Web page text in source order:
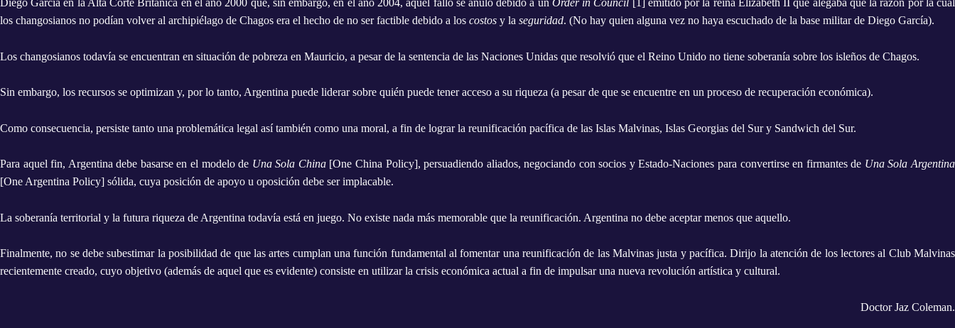
Diego García en la Alta Corte Británica en el año 2000 que, sin embargo, en el año 2004, aquel fallo se anuló debido a un Order in Council [1] emitido por la reina Elizabeth II que alegaba que la razón por la cual
los changosianos no podían volver al archipiélago de Chagos era el hecho de no ser factible debido a los costos y la seguridad. (No hay quien alguna vez no haya escuchado de la base militar de Diego García).
Los changosianos todavía se encuentran en situación de pobreza en Mauricio, a pesar de la sentencia de las Naciones Unidas que resolvió que el Reino Unido no tiene soberanía sobre los isleños de Chagos.
Sin embargo, los recursos se optimizan y, por lo tanto, Argentina puede liderar sobre quién puede tener acceso a su riqueza (a pesar de que se encuentre en un proceso de recuperación económica).
Como consecuencia, persiste tanto una problemática legal así también como una moral, a fin de lograr la reunificación pacífica de las Islas Malvinas, Islas Georgias del Sur y Sandwich del Sur.
Para aquel fin, Argentina debe basarse en el modelo de Una Sola China[One China Policy], persuadiendo aliados, negociando con socios y Estado-Naciones para convertirse en firmantes de Una Sola Argentina
[One Argentina Policy] sólida, cuya posición de apoyo u oposición debe ser implacable.
La soberanía territorial y la futura riqueza de Argentina todavía está en juego. No existe nada más memorable que la reunificación. Argentina no debe aceptar menos que aquello.
Finalmente, no se debe subestimar la posibilidad de que las artes cumplan una función fundamental al fomentar una reunificación de las Malvinas justa y pacífica. Dirijo la atención de los lectores al Club Malvinas
recientemente creado, cuyo objetivo (además de aquel que es evidente) consiste en utilizar la crisis económica actual a fin de impulsar una nueva revolución artística y cultural.
Doctor Jaz Coleman.